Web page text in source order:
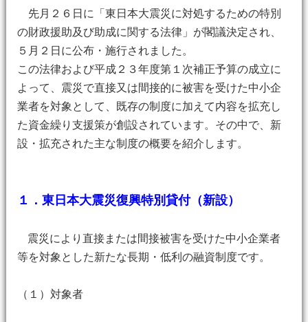
先月２６日に「東日本大震災に対処するための特別
の財政援助及び助成に関する法律」が閣議決定され、
５月２日に公布・施行されました。
この法律および平成２３年度第１次補正予算の成立に
よって、震災で直接又は間接的に被害を受けた中小企
業者を対象として、既存の制度に加えて内容を拡充し
た資金繰り支援策が創設されています。その中で、新
設・拡充された主な制度の概要を紹介します。
１．東日本大震災復興特別貸付（新設）
震災により直接または間接被害を受けた中小企業者
等を対象とした新たな長期・低利の融資制度です。
（１）対象者